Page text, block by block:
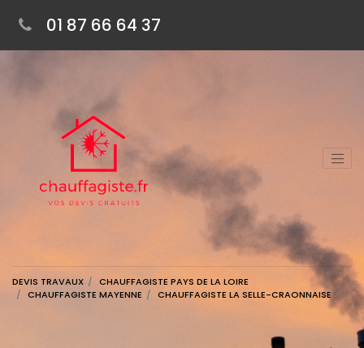
01 87 66 64 37
DEVIS TRAVAUX
CHAUFFAGISTE PAYS DE LA LOIRE
CHAUFFAGISTE MAYENNE
CHAUFFAGISTE LA SELLE-CRAONNAISE